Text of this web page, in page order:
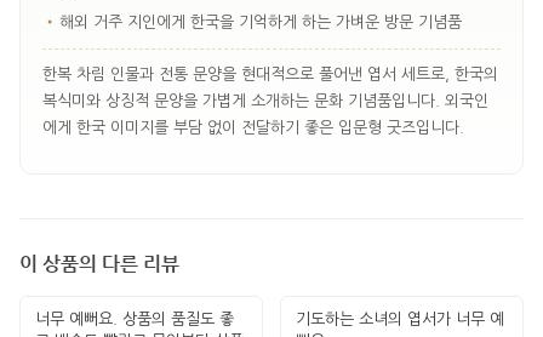
• 해외 거주 지인에게 한국을 기억하게 하는 가벼운 방문 기념품
한복 차림 인물과 전통 문양을 현대적으로 풀어낸 엽서 세트로, 한국의
복식미와 상징적 문양을 가볍게 소개하는 문화 기념품입니다. 외국인
에게 한국 이미지를 부담 없이 전달하기 좋은 입문형 굿즈입니다.
이 상품의 다른 리뷰
너무 예뻐요. 상품의 품질도 좋
기도하는 소녀의 엽서가 너무 예